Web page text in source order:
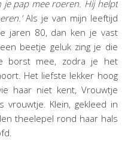
je pap mee roeren. Hij helpt
Als je van mijn leeftijd
jaren 80, dan ken je vast
beetje geluk zing je die
borst mee, zodra je het
Het liefste lekker hoog
haar niet kent, Vrouwtje
vrouwtje. Klein, gekleed in
theelepel rond haar hals